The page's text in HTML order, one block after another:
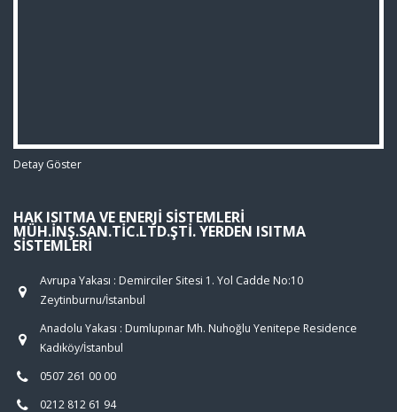
Detay Göster
HAK ISITMA VE ENERJI SISTEMLERI
MÜH.İNŞ.SAN.TIC.LTD.ŞTI. YERDEN ISITMA
SISTEMLERI
Avrupa Yakası : Demirciler Sitesi 1. Yol Cadde No:10
Zeytinburnu/İstanbul
Anadolu Yakası : Dumlupınar Mh. Nuhoğlu Yenitepe Residence
Kadıköy/İstanbul
0507 261 00 00
0212 812 61 94